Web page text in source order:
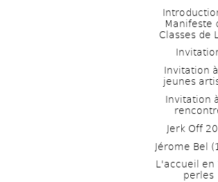
Manifeste
Classes de
Invitation
jeunes
Invitation
Jerk Off
Jérome Bel
L'accueil en
perles